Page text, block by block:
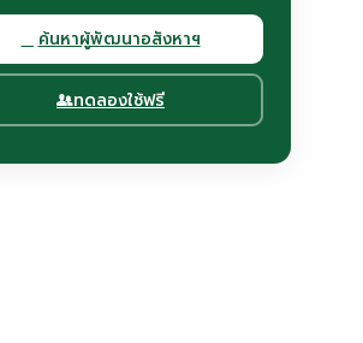
ค้นหาผู้พัฒนาอสังหาฯ
ทดลองใช้ฟรี